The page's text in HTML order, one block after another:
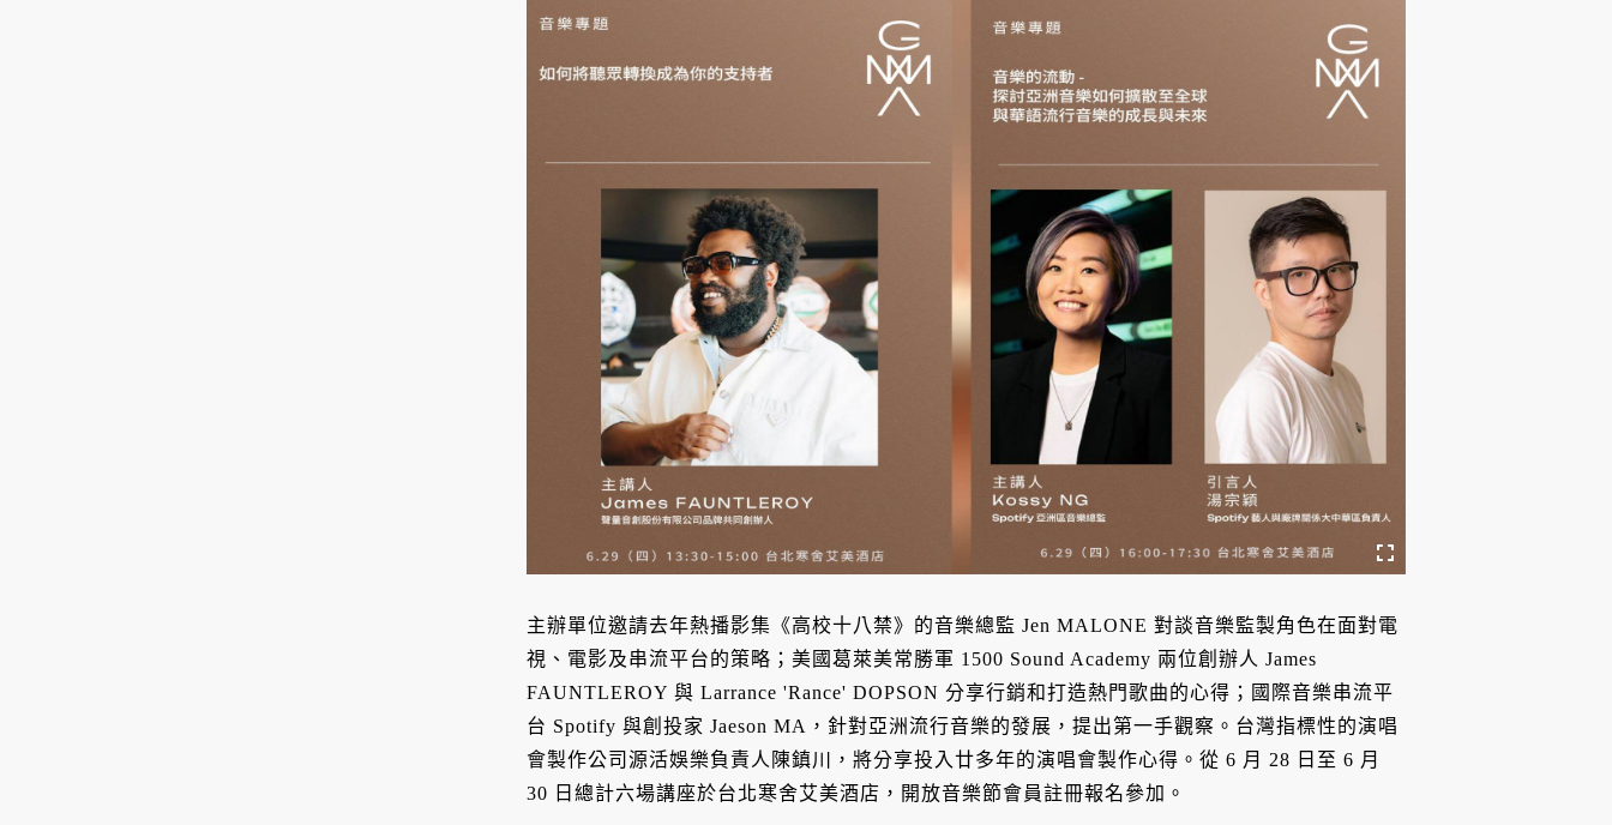
主辦單位邀請去年熱播影集《高校十八禁》的音樂總監 Jen MALONE 對談音樂監製角色在面對電
視、電影及串流平台的策略；美國葛萊美常勝軍 1500 Sound Academy 兩位創辦人 James
FAUNTLEROY 與 Larrance 'Rance' DOPSON 分享行銷和打造熱門歌曲的心得；國際音樂串流平
台 Spotify 與創投家 Jaeson MA，針對亞洲流行音樂的發展，提出第一手觀察。台灣指標性的演唱
會製作公司源活娛樂負責人陳鎮川，將分享投入廿多年的演唱會製作心得。從 6 月 28 日至 6 月
30 日總計六場講座於台北寒舍艾美酒店，開放音樂節會員註冊報名參加。